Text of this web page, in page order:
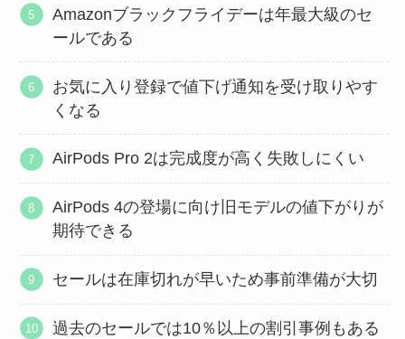
Amazonブラックフライデーは年最大級のセ
ールである
お気に入り登録で値下げ通知を受け取りやす
くなる
AirPods Pro 2は完成度が高く失敗しにくい
AirPods 4の登場に向け旧モデルの値下がりが
期待できる
セールは在庫切れが早いため事前準備が大切
過去のセールでは10％以上の割引事例もある